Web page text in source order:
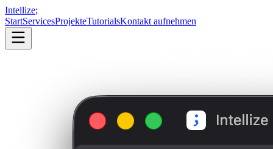
Intellize;
StartServicesProjekteTutorialsKontakt aufnehmen